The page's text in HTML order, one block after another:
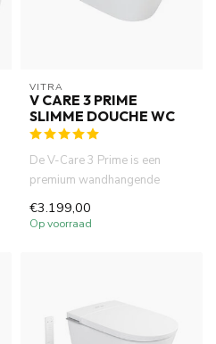
VITRA
V CARE 3 PRIME
SLIMME DOUCHE WC
De V-Care 3 Prime is een
premium wandhangende
slimme douche-wc met
bidetfunctie ...
€3.199,00
Op voorraad